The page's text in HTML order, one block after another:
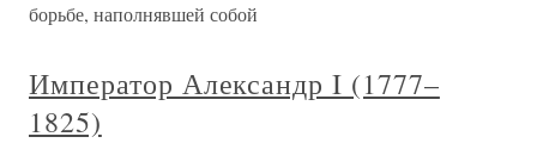
борьбе, наполнявшей собой
Император Александр I (1777–
1825)